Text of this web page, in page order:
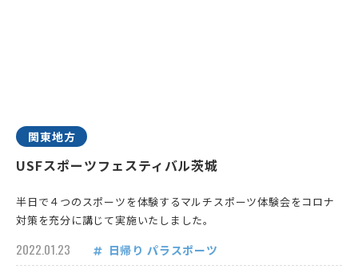
関東地方
USFスポーツフェスティバル茨城
半日で４つのスポーツを体験するマルチスポーツ体験会をコロナ
対策を充分に講じて実施いたしました。
2022.01.23 日帰り パラスポーツ